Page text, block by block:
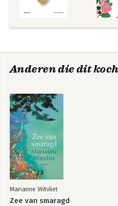
Anderen die dit
Marianne Witvliet
Zee van smaragd